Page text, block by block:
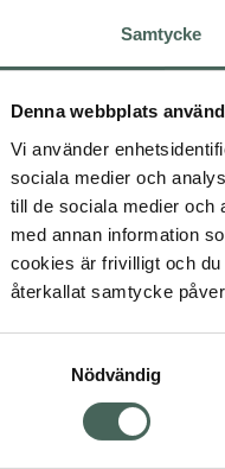
Samtycke
Denna webbplats
Vi använder
sociala medier och
till de sociala medier och
med annan information
cookies är frivilligt och
återkallat samtycke
Nödvändig
FASS
här för dig. Du hittar oss